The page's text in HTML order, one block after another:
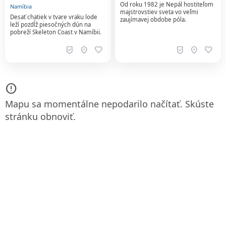
Namíbia
Desať chatiek v tvare vraku lode
leží pozdĺž piesočných dún na
pobreží Skeleton Coast v Namíbii.
beenhere location_on favorite
Od roku 1982 je Nepál hostiteľom
majstrovstiev sveta vo veľmi
zaujímavej obdobe póla.
beenhere location_on favorite
error_outline
Mapu sa momentálne nepodarilo načítať. Skúste
stránku obnoviť.